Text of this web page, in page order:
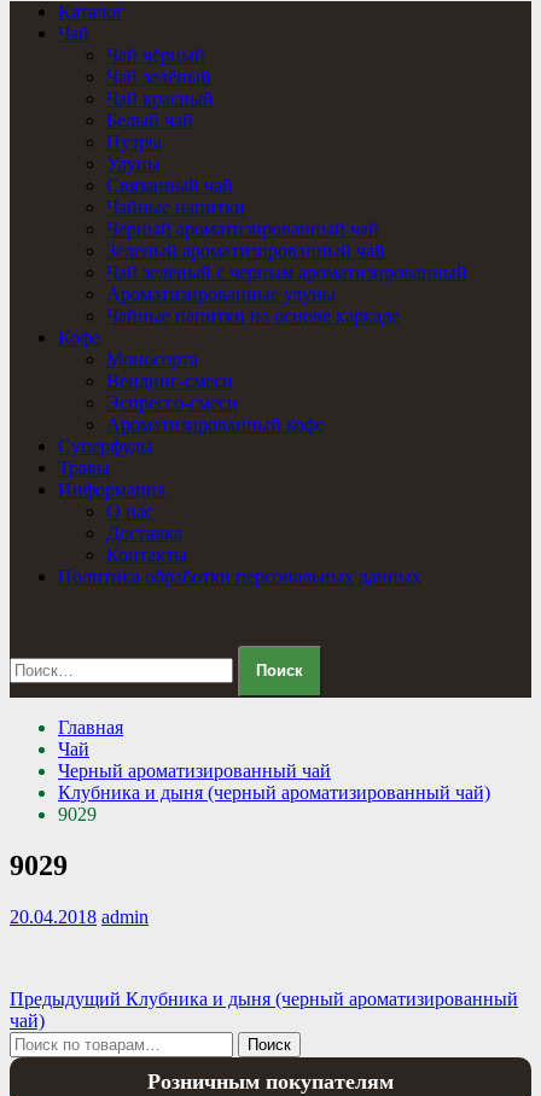
Каталог
Чай
Чай чёрный
Чай зелёный
Чай красный
Белый чай
Пуэры
Улуны
Связанный чай
Чайные напитки
Черный ароматизированный чай
Зеленый ароматизированный чай
Чай зеленый с черным ароматизированный
Ароматизированные улуны
Чайные напитки на основе каркаде
Кофе
Моносорта
Вендинг-смеси
Эспрессо-смеси
Ароматизированный кофе
Суперфуды
Травы
Информация
О нас
Доставка
Контакты
Политика обработки персональных данных
Найти:
Главная
Чай
Черный ароматизированный чай
Клубника и дыня (черный ароматизированный чай)
9029
9029
20.04.2018 admin
Навигация
по
записям
Предыдущий Предыдущая
Клубника и дыня (черный ароматизированный
чай)
Искать:
Поиск
Розничным покупателям